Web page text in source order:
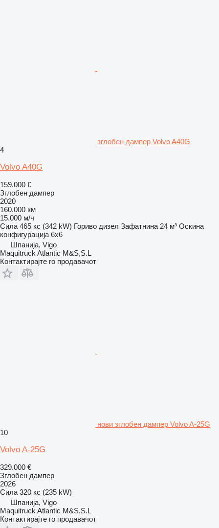
зглобен дампер Volvo A40G
4
Volvo A40G
159.000 €
Зглобен дампер
2020
160.000 км
15.000 м/ч
Сила 465 кс (342 kW) Гориво дизел Зафатнина 24 м³ Оскина
конфигурација 6x6
Шпанија, Vigo
Maquitruck Atlantic M&S,S.L
Контактирајте го продавачот
нови зглобен дампер Volvo A-25G
10
Volvo A-25G
329.000 €
Зглобен дампер
2026
Сила 320 кс (235 kW)
Шпанија, Vigo
Maquitruck Atlantic M&S,S.L
Контактирајте го продавачот